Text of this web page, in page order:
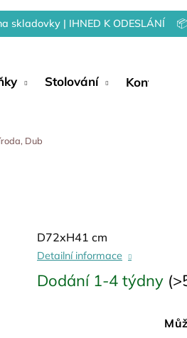
skladovky | IHNED K ODESLÁNÍ 📦
Stolování Kontakty
Dub
Dodání 1-4 týdny
D72xH41 cm
Detailní informace